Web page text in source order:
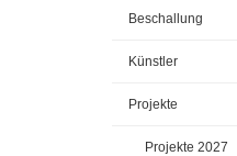
Beschallung
Künstler
Projekte
Projekte 2027